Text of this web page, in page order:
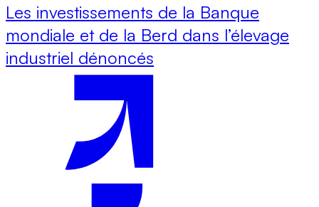
Les investissements de la Banque
mondiale et de la Berd dans l’élevage
industriel dénoncés